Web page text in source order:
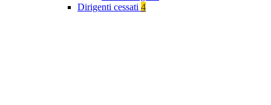
Dirigenti cessati 4